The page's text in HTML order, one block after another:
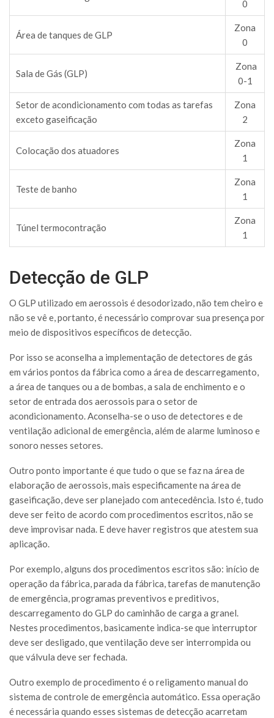
0
Área de tanques de GLP
Zona
0
Sala de Gás (GLP)
Zona
0-1
Setor de acondicionamento com todas as tarefas
exceto gaseificação
Zona
2
Colocação dos atuadores
Zona
1
Teste de banho
Zona
1
Túnel termocontração
Zona
1
Detecção de GLP
O GLP utilizado em aerossois é desodorizado, não tem cheiro e
não se vê e, portanto, é necessário comprovar sua presença por
meio de dispositivos específicos de detecção.
Por isso se aconselha a implementação de detectores de gás
em vários pontos da fábrica como a área de descarregamento,
a área de tanques ou a de bombas, a sala de enchimento e o
setor de entrada dos aerossois para o setor de
acondicionamento. Aconselha-se o uso de detectores e de
ventilação adicional de emergência, além de alarme luminoso e
sonoro nesses setores.
Outro ponto importante é que tudo o que se faz na área de
elaboração de aerossois, mais especificamente na área de
gaseificação, deve ser planejado com antecedência. Isto é, tudo
deve ser feito de acordo com procedimentos escritos, não se
deve improvisar nada. E deve haver registros que atestem sua
aplicação.
Por exemplo, alguns dos procedimentos escritos são: início de
operação da fábrica, parada da fábrica, tarefas de manutenção
de emergência, programas preventivos e preditivos,
descarregamento do GLP do caminhão de carga a granel.
Nestes procedimentos, basicamente indica-se que interruptor
deve ser desligado, que ventilação deve ser interrompida ou
que válvula deve ser fechada.
Outro exemplo de procedimento é o religamento manual do
sistema de controle de emergência automático. Essa operação
é necessária quando esses sistemas de detecção acarretam